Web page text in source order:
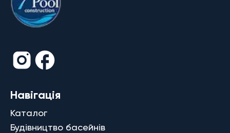
Навігація
Каталог
Будівництво басейнів